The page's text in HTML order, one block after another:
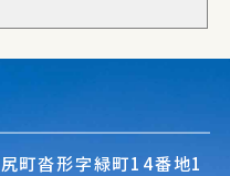
町沓形字緑町14番地1